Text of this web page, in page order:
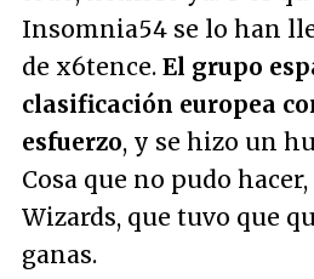
Insomnia54 se lo han
de x6tence. El grupo
clasificación europea
esfuerzo, y se hizo un
Cosa que no pudo
Wizards, que tuvo que
ganas.